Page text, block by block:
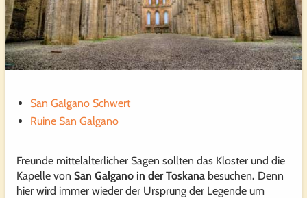
San Galgano Schwert
Ruine San Galgano
Freunde mittelalterlicher Sagen sollten das Kloster und die
Kapelle von San Galgano in der Toskana besuchen. Denn
hier wird immer wieder der Ursprung der Legende um